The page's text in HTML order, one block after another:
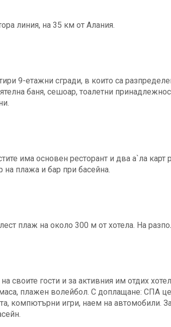
линия, на 35 км от Алания.
9-етажни сгради, в които са
баня, сешоар, тоалетни
има основен ресторант и два а`ла
на плажа и бар при басейна.
плаж на около 300 м от хотела. На
своите гости и за активния им отдих
плажен волейбол. С доплащане: СПА
компютърни игри, наем на автомобили.